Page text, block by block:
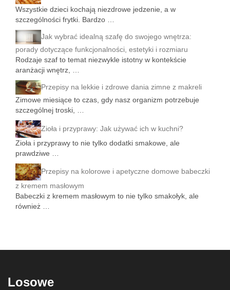
Wszystkie dzieci kochają niezdrowe jedzenie, a w
szczególności frytki. Bardzo …
Jak wybrać idealną szafę do swojego wnętrza:
porady dotyczące funkcjonalności, estetyki i rozmiaru
Rodzaje szaf to temat niezwykle istotny w kontekście
aranżacji wnętrz, …
Przepisy na lekkie i zdrowe dania zimne z makreli
Zimowe miesiące to czas, gdy nasz organizm potrzebuje
szczególnej troski, …
Zioła i przyprawy: Jak używać ich w kuchni?
Zioła i przyprawy to nie tylko dodatki smakowe, ale
prawdziwe …
Przepisy na kolorowe i apetyczne domowe babeczki
z kremem masłowym
Babeczki z kremem masłowym to nie tylko smakołyk, ale
również …
Losowe